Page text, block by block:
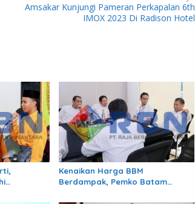
Amsakar Kunjungi Pameran Perkapalan 6th
IMOX 2023 Di Radison Hotel
Kenaikan Harga BBM
Berdampak, Pemko Batam